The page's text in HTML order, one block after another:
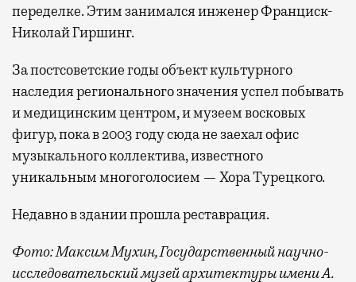
переделке. Этим занимался инженер Франциск-
Николай Гиршинг.
За постсоветские годы объект культурного
наследия регионального значения успел побывать
и медицинским центром, и музеем восковых
фигур, пока в 2003 году сюда не заехал офис
музыкального коллектива, известного
уникальным многоголосием — Хора Турецкого.
Недавно в здании прошла реставрация.
Фото: Максим Мухин, Государственный научно-
исследовательский музей архитектуры имени А.